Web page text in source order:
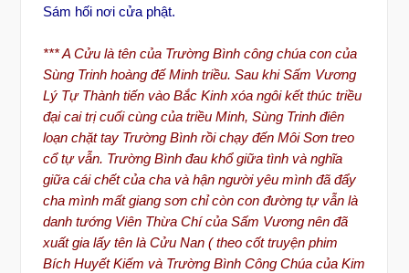
Sám hối nơi cửa phật.
*** A Cửu là tên của Trường Bình công chúa con của
Sùng Trinh hoàng đế Minh triều. Sau khi Sấm Vương
Lý Tự Thành tiến vào Bắc Kinh xóa ngôi kết thúc triều
đại cai trị cuối cùng của triều Minh, Sùng Trinh điên
loạn chặt tay Trường Bình rồi chạy đến Môi Sơn treo
cổ tự vẫn. Trường Bình đau khổ giữa tình và nghĩa
giữa cái chết của cha và hận người yêu mình đã đẩy
cha mình mất giang sơn chỉ còn con đường tự vẫn là
danh tướng Viên Thừa Chí của Sấm Vương nên đã
xuất gia lấy tên là Cửu Nan ( theo cốt truyện phim
Bích Huyết Kiếm và Trường Bình Công Chúa của Kim